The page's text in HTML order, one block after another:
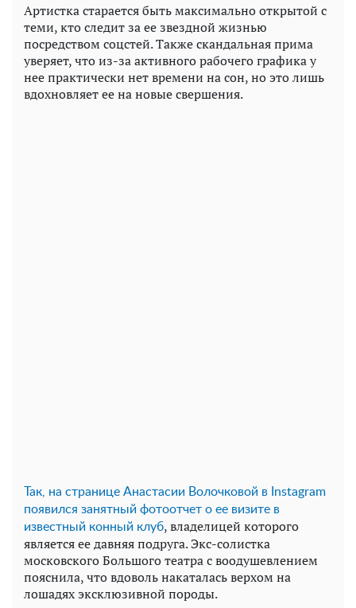
Артистка старается быть максимально открытой с
теми, кто следит за ее звездной жизнью
посредством соцстей. Также скандальная прима
уверяет, что из-за активного рабочего графика у
нее практически нет времени на сон, но это лишь
вдохновляет ее на новые свершения.
Так, на странице Анастасии Волочковой в Instagram
появился занятный фотоотчет о ее визите в
известный конный клуб, владелицей которого
является ее давняя подруга. Экс-солистка
московского Большого театра с воодушевлением
пояснила, что вдоволь накаталась верхом на
лошадях эксклюзивной породы.